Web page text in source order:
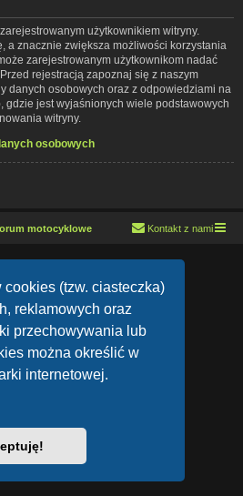
(tzw. ciasteczka)
reklamowych oraz
przechowywania lub
można określić w
internetowej.
użytkownikiem witryny.
a znacznie zwiększa możliwości korzystania
zarejestrowanym użytkownikom nadać
rejestracją zapoznaj się z naszym
danych osobowych oraz z odpowiedziami na
gdzie jest wyjaśnionych wiele podstawowych
witryny.
osobowych
motocyklowe Kontakt z nami
Version: 1.1.9
językowy dostarczaphpBB.pl
danych osobowych|Regulamin